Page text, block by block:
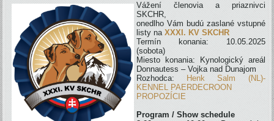
Vážení členovia a priaznivci
SKCHR,
onedlho Vám budú zaslané vstupné
listy na XXXI. KV SKCHR
Termín konania: 10.05.2025
(sobota)
Miesto konania: Kynologický areál
Donnautess – Vojka nad Dunajom
Rozhodca:
Henk Salm (NL)-
KENNEL PAERDECROON
PROPOZÍCIE
Program / Show schedule